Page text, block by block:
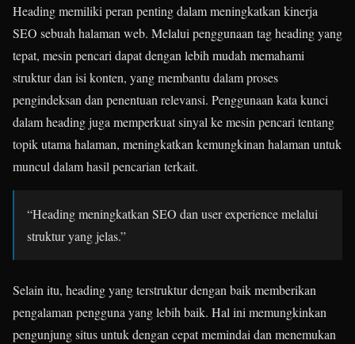
Heading memiliki peran penting dalam meningkatkan kinerja
SEO sebuah halaman web. Melalui penggunaan tag heading yang
tepat, mesin pencari dapat dengan lebih mudah memahami
struktur dan isi konten, yang membantu dalam proses
pengindeksan dan penentuan relevansi. Penggunaan kata kunci
dalam heading juga memperkuat sinyal ke mesin pencari tentang
topik utama halaman, meningkatkan kemungkinan halaman untuk
muncul dalam hasil pencarian terkait.
“Heading meningkatkan SEO dan user experience melalui
struktur yang jelas.”
Selain itu, heading yang terstruktur dengan baik memberikan
pengalaman pengguna yang lebih baik. Hal ini memungkinkan
pengunjung situs untuk dengan cepat memindai dan menemukan